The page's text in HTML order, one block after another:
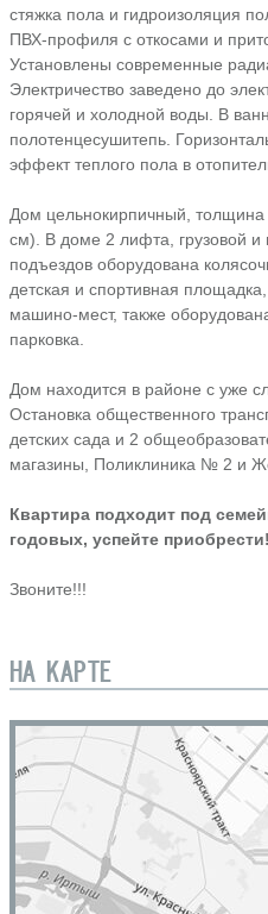
стяжка пола и гидроизоляция
ПВХ-профиля с откосами и
Установлены современные
Электричество заведено до
горячей и холодной воды. В
полотенцесушитепь.
эффект теплого пола в
Дом цельнокирпичный,
см). В доме 2 лифта, грузовой и
подъездов оборудована
детская и спортивная
машино-мест, также
парковка.
Дом находится в районе с уже
Остановка общественного
детских сада и 2
магазины, Поликлиника № 2 и
Квартира подходит под
годовых, успейте приобрести!
Звоните!!!
НА КАРТЕ